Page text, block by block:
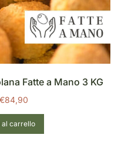
Fatte a Mano 3 KG
€84,90
al carrello